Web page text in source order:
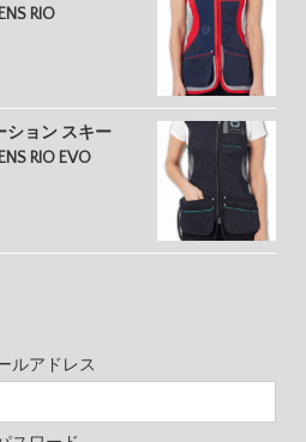
RIO
ション スキー
RIO EVO
ルアドレス